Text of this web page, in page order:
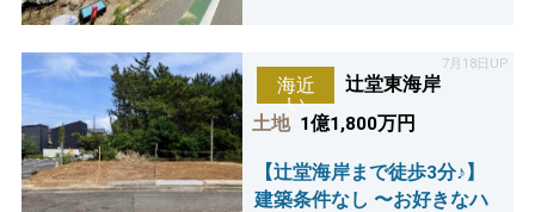
7月18日UP
海近
い
辻堂東海岸
土地 1億1,800万円
【辻堂海岸まで徒歩3分♪】
建築条件なし 〜お好きなハ